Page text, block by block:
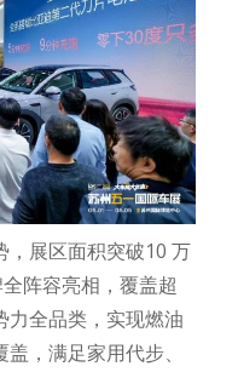
，展区面积突破10 万
阵容亮相，覆盖超
力全品类，实现燃油
，满足家用代步、